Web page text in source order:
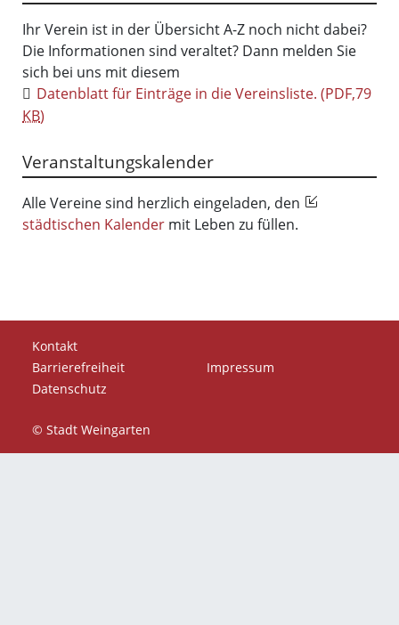
Ihr Verein ist in der Übersicht A-Z noch nicht dabei?
Die Informationen sind veraltet? Dann melden Sie
sich bei uns mit diesem
Datenblatt für Einträge in die Vereinsliste. (PDF,79
KB)
Veranstaltungskalender
Alle Vereine sind herzlich eingeladen, den
städtischen Kalender mit Leben zu füllen.
Kontakt
Barrierefreiheit
Impressum
Datenschutz
© Stadt Weingarten